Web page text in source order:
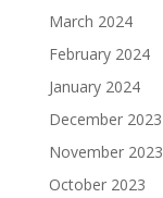
March 2024
February 2024
January 2024
December 2023
November 2023
October 2023